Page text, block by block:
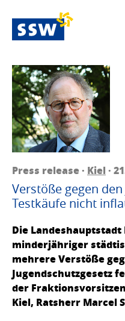
Press release · Kiel ·
Verstöße gegen
Testkäufe nicht
Die
minderjähriger
mehrere Verstöße
Jugendschutzgesetz
der
Kiel, Ratsherr Marcel